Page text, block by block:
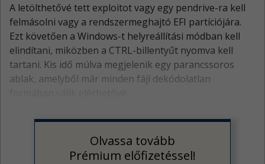
A letölthetővé tett exploitot vagy egy pendrive-ra kell
felmásolni vagy a rendszermeghajtó EFI partíciójára.
Ezt követően a Windows-t helyreállítási módban kell
elindítani, miközben a CTRL-billentyűt nyomva kell
tartani. Kis idő múlva megjelenik egy parancssoros
ablak, amelyből már minden fájl dekódolatlan
Olvassa tovább
Prémium előfizetéssel!